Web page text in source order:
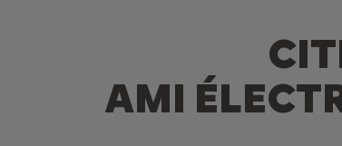
AMI